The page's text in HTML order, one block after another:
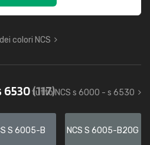
colori NCS
6530(117)
tutto NCS s 6000 - s 6530
S 6005-B NCS S 6005-B20G